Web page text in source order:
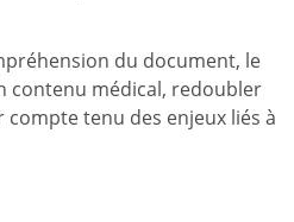
du document, le
contenu médical, redoubler
tenu des enjeux liés à